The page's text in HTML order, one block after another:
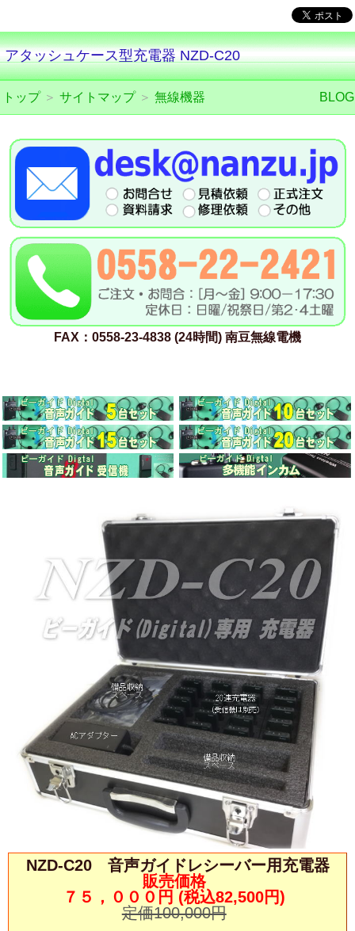
アタッシュケース型充電器 NZD-C20
トップ＞ サイトマップ＞ 無線機器 BLOG
FAX：0558-23-4838 (24時間) 南豆無線電機
NZD-C20 音声ガイドレシーバー用充電器
販売価格
７５，０００円 (税込82,500円)
定価100,000円